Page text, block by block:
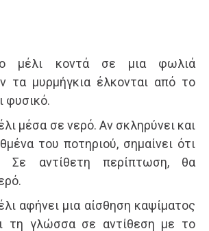
μέλι κοντά σε μια φωλιά
τα μυρμήγκια έλκονται από το
φυσικό.
μέσα σε νερό. Αν σκληρύνει και
του ποτηριού, σημαίνει ότι
Σε αντίθετη περίπτωση, θα
αφήνει μια αίσθηση καψίματος
τη γλώσσα σε αντίθεση με το